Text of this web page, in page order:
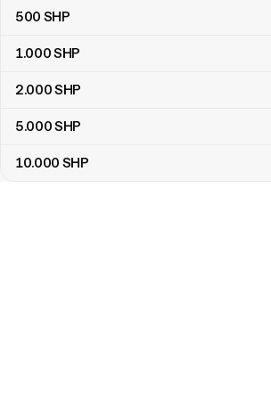
500 SHP
1.000SHP
2.000SHP
5.000SHP
10.000 SHP